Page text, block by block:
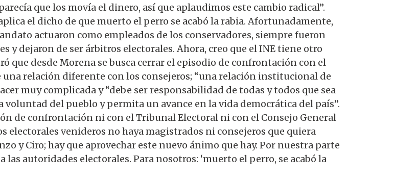
que los movía el dinero, así que aplaudimos este cambio radical”.
el dicho de que muerto el perro se acabó la rabia. Afortunadamente,
actuaron como empleados de los conservadores, siempre fueron
y dejaron de ser árbitros electorales. Ahora, creo que el INE tiene otro
que desde Morena se busca cerrar el episodio de confrontación con el
relación diferente con los consejeros; “una relación institucional de
muy complicada y “debe ser responsabilidad de todas y todos que sea
del pueblo y permita un avance en la vida democrática del país”.
de confrontación ni con el Tribunal Electoral ni con el Consejo General
electorales venideros no haya magistrados ni consejeros que quiera
y Ciro; hay que aprovechar este nuevo ánimo que hay. Por nuestra parte
autoridades electorales. Para nosotros: ‘muerto el perro, se acabó la